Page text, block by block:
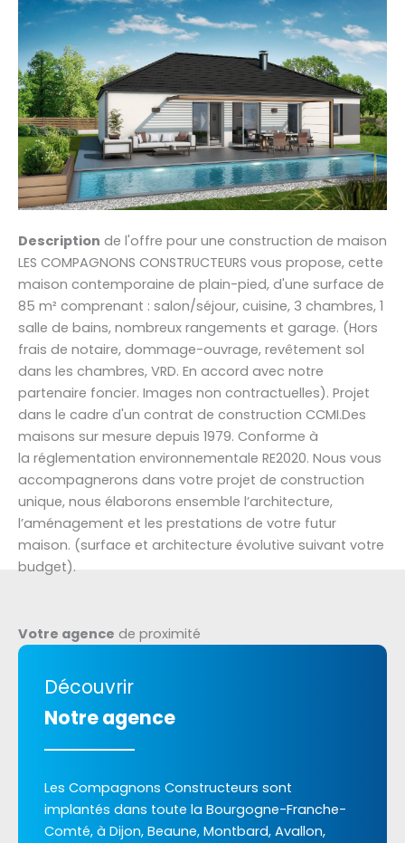
Description de l'offre pour une construction de maison
LES COMPAGNONS CONSTRUCTEURS vous propose, cette
maison contemporaine de plain-pied, d'une surface de
85 m² comprenant : salon/séjour, cuisine, 3 chambres, 1
salle de bains, nombreux rangements et garage. (Hors
frais de notaire, dommage-ouvrage, revêtement sol
dans les chambres, VRD. En accord avec notre
partenaire foncier. Images non contractuelles). Projet
dans le cadre d'un contrat de construction CCMI.Des
maisons sur mesure depuis 1979. Conforme à
la réglementation environnementale RE2020. Nous vous
accompagnerons dans votre projet de construction
unique, nous élaborons ensemble l’architecture,
l’aménagement et les prestations de votre futur
maison. (surface et architecture évolutive suivant votre
budget).
Votre agence de proximité
Découvrir
Notre agence
Les Compagnons Constructeurs sont
implantés dans toute la Bourgogne-Franche-
Comté, à Dijon, Beaune, Montbard, Avallon,